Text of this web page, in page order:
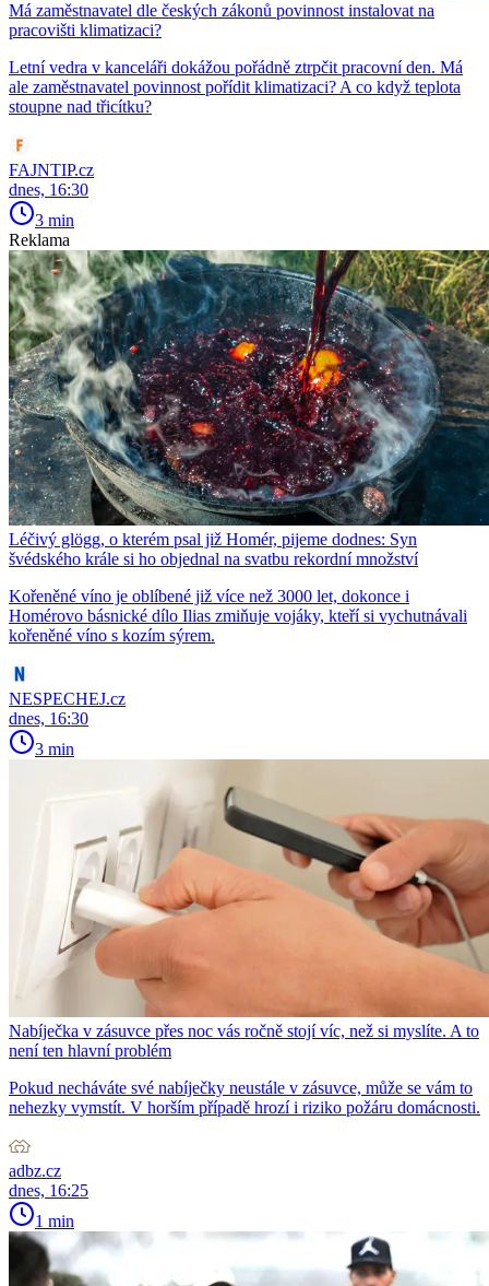
Má zaměstnavatel dle českých zákonů povinnost instalovat na
pracovišti klimatizaci?
Letní vedra v kanceláři dokážou pořádně ztrpčit pracovní den. Má
ale zaměstnavatel povinnost pořídit klimatizaci? A co když teplota
stoupne nad třicítku?
FAJNTIP.cz
dnes, 16:30
3 min
Reklama
Léčivý glögg, o kterém psal již Homér, pijeme dodnes: Syn
švédského krále si ho objednal na svatbu rekordní množství
Kořeněné víno je oblíbené již více než 3000 let, dokonce i
Homérovo básnické dílo Ilias zmiňuje vojáky, kteří si vychutnávali
kořeněné víno s kozím sýrem.
NESPECHEJ.cz
dnes, 16:30
3 min
Nabíječka v zásuvce přes noc vás ročně stojí víc, než si myslíte. A to
není ten hlavní problém
Pokud necháváte své nabíječky neustále v zásuvce, může se vám to
nehezky vymstít. V horším případě hrozí i riziko požáru domácnosti.
adbz.cz
dnes, 16:25
1 min